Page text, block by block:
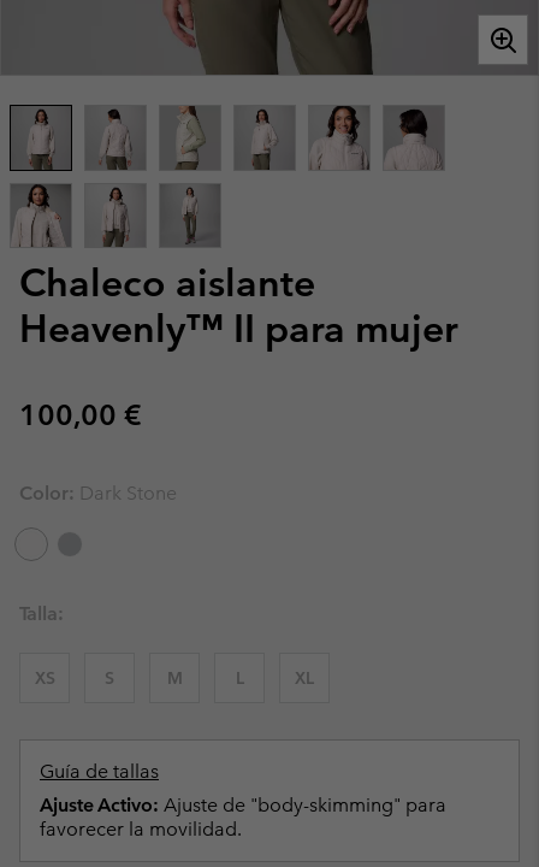
Chaleco aislante
Heavenly™ II para mujer
Regular price:
100,00 €
Color: Dark Stone
Talla:
XS S M L XL
Guía de tallas
Ajuste Activo: Ajuste de "body-skimming" para
favorecer la movilidad.